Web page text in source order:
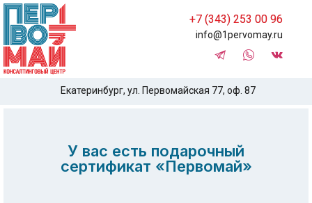
+7 (343) 253 00 96
info@1pervomay.ru
Екатеринбург, ул. Первомайская 77, оф. 87
У вас есть подарочный
сертификат «Первомай»